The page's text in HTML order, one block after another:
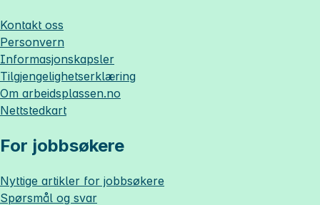
Kontakt oss
Personvern
Informasjonskapsler
Tilgjengelighetserklæring
Om arbeidsplassen.no
Nettstedkart
For jobbsøkere
Nyttige artikler for jobbsøkere
Spørsmål og svar